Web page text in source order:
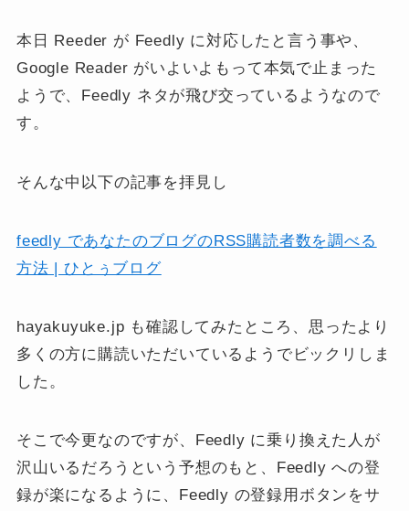
本日 Reeder が Feedly に対応したと言う事や、
Google Reader がいよいよもって本気で止まった
ようで、Feedly ネタが飛び交っているようなので
す。
そんな中以下の記事を拝見し
feedly であなたのブログのRSS購読者数を調べる
方法 | ひとぅブログ
hayakuyuke.jp も確認してみたところ、思ったより
多くの方に購読いただいているようでビックリしま
した。
そこで今更なのですが、Feedly に乗り換えた人が
沢山いるだろうという予想のもと、Feedly への登
録が楽になるように、Feedly の登録用ボタンをサ